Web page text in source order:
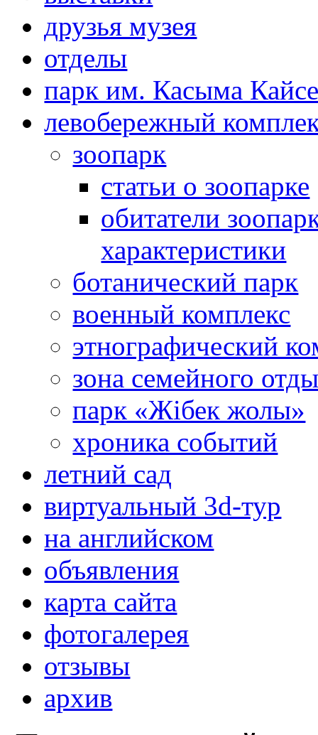
друзья музея
отделы
парк им. Касыма
левобережный
зоопарк
статьи о зоопарке
обитатели
характеристики
ботанический парк
военный комплекс
этнографический
зона семейного
парк «Жібек жолы»
хроника событий
летний сад
виртуальный 3d-тур
на английском
объявления
карта сайта
фотогалерея
отзывы
архив